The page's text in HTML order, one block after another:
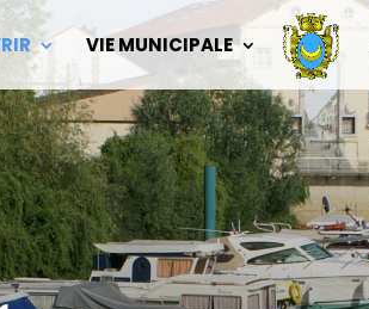
VIE MUNICIPALE